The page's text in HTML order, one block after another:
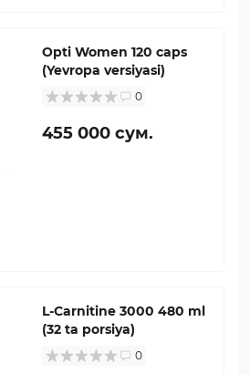
Opti Women 120 caps
(Yevropa versiyasi)
0
455 000 сум.
L-Carnitine 3000 480 ml
(32 ta porsiya)
0